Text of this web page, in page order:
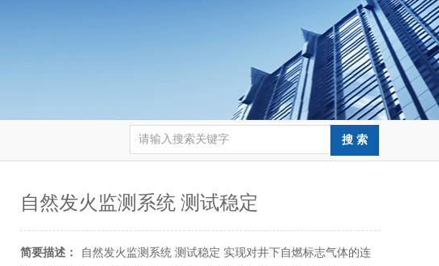
自然发火监测系统 测试稳定
简要描述：
自然发火监测系统 测试稳定 实现对井下自燃标志气体的连